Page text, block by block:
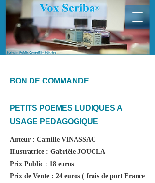
BON DE COMMANDE
PETITS POEMES LUDIQUES A
USAGE PEDAGOGIQUE
Auteur : Camille VINASSAC
Illustratrice : Gabrièle JOUCLA
Prix Public : 18 euros
Prix de Vente : 24 euros ( frais de port France